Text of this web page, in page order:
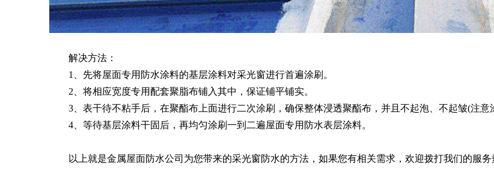
解决方法：
1、先将屋面专用防水涂料的基层涂料对采光窗进行首遍涂刷。
2、将相应宽度专用配套聚脂布铺入其中，保证铺平铺实。
3、表干待不粘手后，在聚酯布上面进行二次涂刷，确保整体浸透聚酯布，并且不起泡、不起皱(注意
4、等待基层涂料干固后，再均匀涂刷一到二遍屋面专用防水表层涂料。
以上就是金属屋面防水公司为您带来的采光窗防水的方法，如果您有相关需求，欢迎拨打我们的服务